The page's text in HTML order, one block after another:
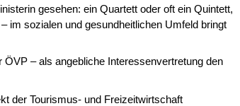
gesehen: ein Quartett oder oft ein Quintett,
im sozialen und gesundheitlichen Umfeld bringt
– als angebliche Interessenvertretung den
der Tourismus- und Freizeitwirtschaft